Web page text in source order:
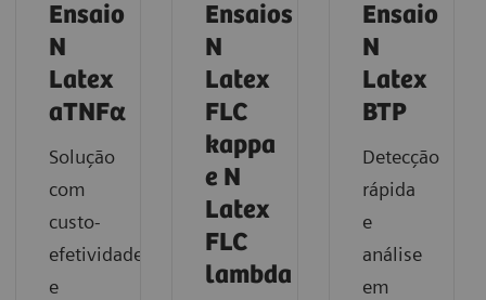
Ensaio
N
Latex
aTNFα
Solução
com
custo-
efetividade
e
Ensaios
N
Latex
FLC
kappa
e N
Latex
FLC
lambda
Ensaio
N
Latex
BTP
Detecção
rápida
e
análise
em